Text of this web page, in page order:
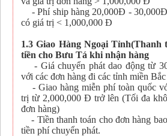
- Phí ship hàng 20,000Đ -
có giá trị < 1,000,000 Đ
1.3 Giao Hàng Ngoại Tỉnh(Thanh
tiền cho Bưu Tá khi nhận hàng
- Giá chuyển phát dao động từ
với các đơn hàng đi các tỉnh miền
- Giao hàng miễn phí toàn quốc
trị từ 2,000,000 Đ trở lên (Tối đa
đơn hàng)
- Tiền thanh toán cho đơn hàng
tiền phí chuyển phát.